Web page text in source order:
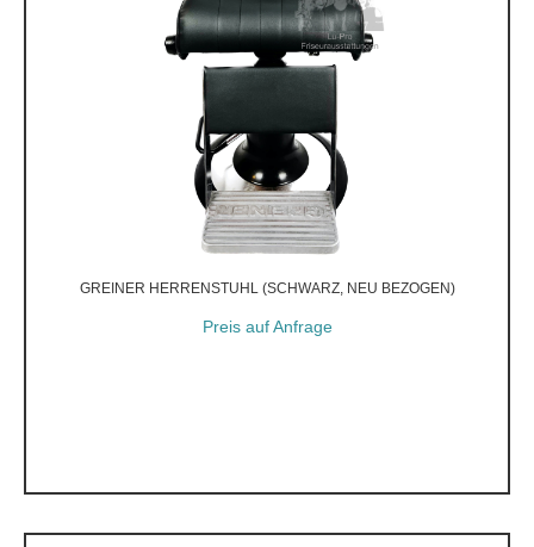
GREINER HERRENSTUHL (SCHWARZ, NEU BEZOGEN)
Preis auf Anfrage